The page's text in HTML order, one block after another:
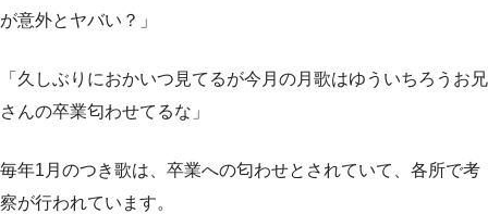
が意外とヤバい？」
「久しぶりにおかいつ見てるが今月の月歌はゆういちろうお兄
さんの卒業匂わせてるな」
毎年1月のつき歌は、卒業への匂わせとされていて、各所で考
察が行われています。